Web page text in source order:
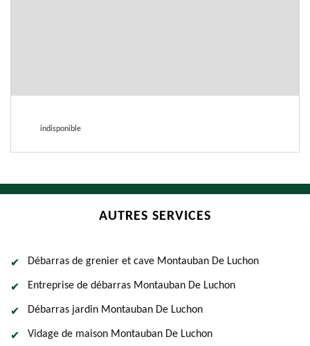
indisponible
AUTRES SERVICES
Débarras de grenier et cave Montauban De Luchon
Entreprise de débarras Montauban De Luchon
Débarras jardin Montauban De Luchon
Vidage de maison Montauban De Luchon